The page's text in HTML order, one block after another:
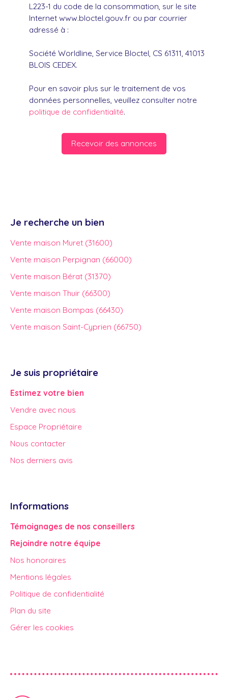
L223-1 du code de la consommation, sur le site
Internet www.bloctel.gouv.fr ou par courrier
adressé à :
Société Worldline, Service Bloctel, CS 61311, 41013
BLOIS CEDEX.
Pour en savoir plus sur le traitement de vos
données personnelles, veuillez consulter notre
politique de confidentialité.
Recevoir des annonces
Je recherche un bien
Vente maison Muret (31600)
Vente maison Perpignan (66000)
Vente maison Bérat (31370)
Vente maison Thuir (66300)
Vente maison Bompas (66430)
Vente maison Saint-Cyprien (66750)
Je suis propriétaire
Estimez votre bien
Vendre avec nous
Espace Propriétaire
Nous contacter
Nos derniers avis
Informations
Témoignages de nos conseillers
Rejoindre notre équipe
Nos honoraires
Mentions légales
Politique de confidentialité
Plan du site
Gérer les cookies